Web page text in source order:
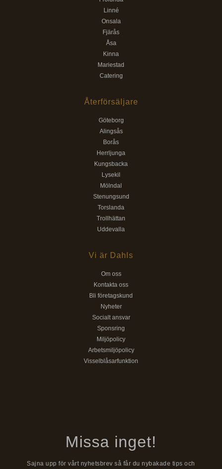
Linné
Onsala
Fjärås
Åsa
Kinna
Mariestad
Catering
Återförsäljare
Göteborg
Alingsås
Borås
Herrljunga
Kungsbacka
Lysekil
Mölndal
Stenungsund
Torslanda
Trollhättan
Uddevalla
Vi är Dahls
Om oss
Kontakta oss
Bli företagskund
Nyheter
Socialt ansvar
Sponsring
Miljöpolicy
Arbetsmiljöpolicy
Visselblåsarfunktion
Missa inget!
Sajna upp för vårt nyhetsbrev så får du nybakade tips och